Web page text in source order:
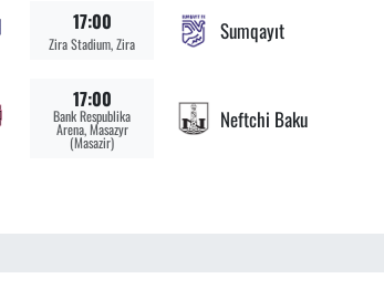
17:00
Zira Stadium, Zira Sumqayıt
17:00
Bank Respublika
Arena, Masazyr
(Masazir)
Neftchi Baku